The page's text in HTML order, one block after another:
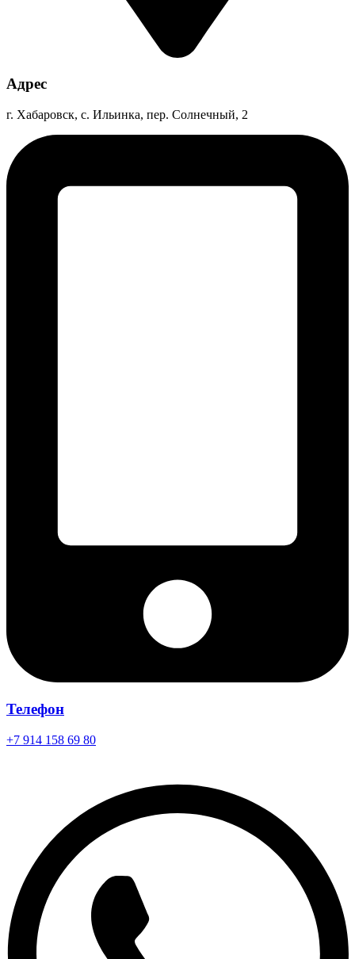
Адрес
г. Хабаровск, с. Ильинка, пер. Солнечный, 2
Телефон
+7 914 158 69 80